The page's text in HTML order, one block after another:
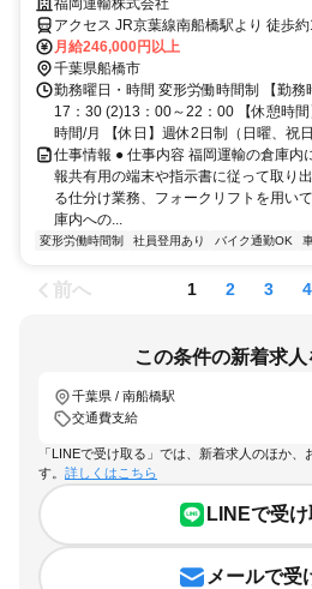
アクセス JR京葉線南船橋駅より 徒歩
月給246,000円以上
千葉県船橋市
勤務曜日・時間 変形労働時間制 【勤
17：30 (2)13：00～22：00 【休憩時
時間/月 【休日】週休2日制（日曜、祝日
仕事情報 ● 仕事内容 福岡運輸の倉庫内
報共有用の端末や指示書に従って取り
る仕分け業務、フォークリフトを用い
庫内への...
変形労働時間制 社員登用あり バイク通勤OK
前へ 1 2 3 4
この条件の新着求
千葉県 / 南船橋駅
交通費支給
「LINEで受け取る」では、新着求人のほか
す。 詳しくはこちら
LINEで受け
メールで受